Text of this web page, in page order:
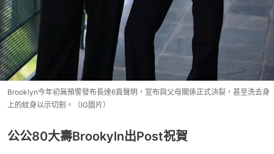
Brooklyn今年初無預警發布長達6頁聲明，宣布與父母關係正式決裂，甚至洗去身
上的紋身以示切割。（IG圖片）
公公80大壽Brookyln出Post祝賀